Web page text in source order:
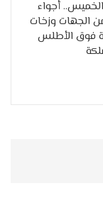
أجواء
الجهات وزخات
فوق الأطلس